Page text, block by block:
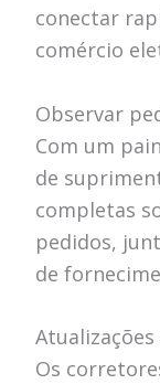
conectar
comércio
Observar
Com um
de
completas
pedidos,
de
Os